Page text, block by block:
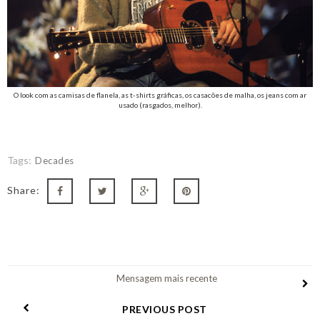
O look com as camisas de flanela, as t-shirts gráficas, os casacões de malha, os jeans com ar
usado (rasgados, melhor).
Tags: Decades
Share:
Mensagem mais recente
PREVIOUS POST